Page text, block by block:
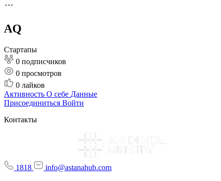
AQ
Стартапы
0 подписчиков
0 просмотров
0 лайков
Активность О себе Данные
Присоединиться Войти
Контакты
1818 info@astanahub.com